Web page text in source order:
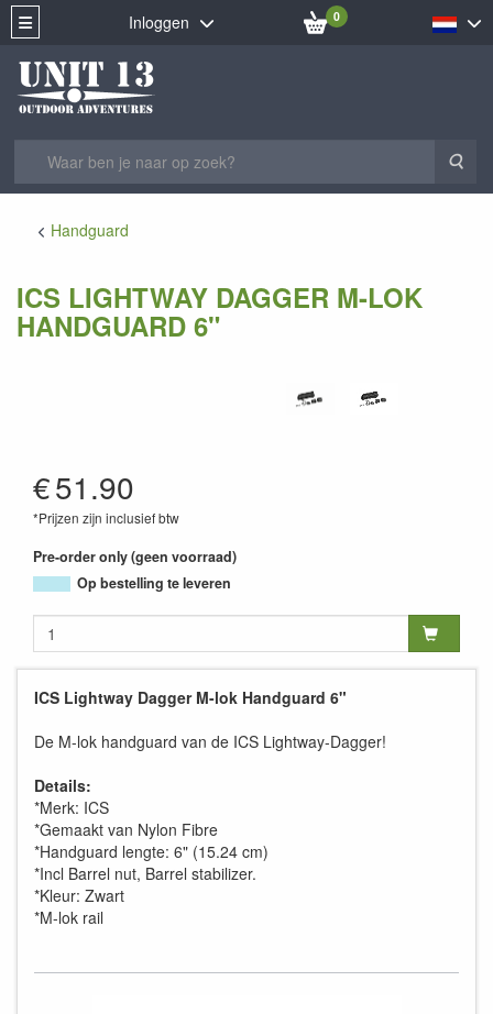
Inloggen 0
Handguard
ICS LIGHTWAY DAGGER M-LOK
HANDGUARD 6"
€51.90
*Prijzen zijn inclusief btw
Pre-order only (geen voorraad)
Op bestelling te leveren
ICS Lightway Dagger M-lok Handguard 6"
De M-lok handguard van de ICS Lightway-Dagger!
Details:
*Merk: ICS
*Gemaakt van Nylon Fibre
*Handguard lengte: 6" (15.24 cm)
*Incl Barrel nut, Barrel stabilizer.
*Kleur: Zwart
*M-lok rail